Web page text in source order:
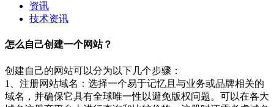
资讯
技术资讯
怎么自己创建一个网站？
创建自己的网站可以分为以下几个步骤：
1、注册网站域名：选择一个易于记忆且与业务或品牌相关的
域名，并确保它具有全球唯一性以避免版权问题。可以在各大